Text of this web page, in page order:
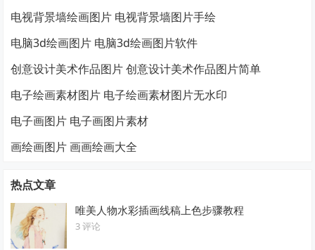
电视背景墙绘画图片 电视背景墙图片手绘
电脑3d绘画图片 电脑3d绘画图片软件
创意设计美术作品图片 创意设计美术作品图片简单
电子绘画素材图片 电子绘画素材图片无水印
电子画图片 电子画图片素材
画绘画图片 画画绘画大全
热点文章
唯美人物水彩插画线稿上色步骤教程
3 评论